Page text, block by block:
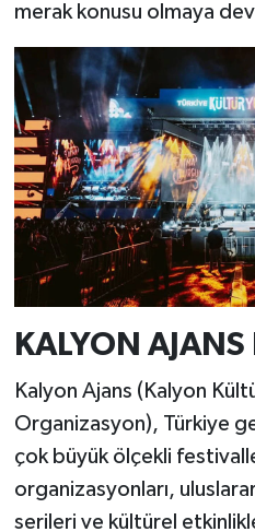
merak konusu olmaya
KALYON
Kalyon Ajans (Kalyon
Organizasyon), Türkiye
çok büyük ölçekli
organizasyonları,
serileri ve kültürel